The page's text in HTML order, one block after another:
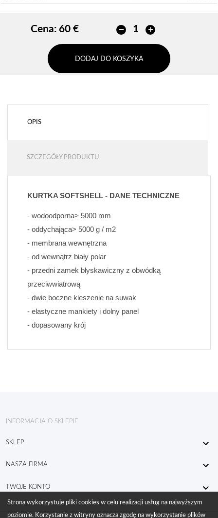
Cena: 60 €
DODAJ DO KOSZYKA
OPIS
SZCZEGÓŁY PRODUKTU
KURTKA SOFTSHELL - DANE TECHNICZNE
- wodoodporna> 5000 mm
- oddychająca> 5000 g / m2
- membrana wewnętrzna
- od wewnątrz biały polar
- przedni zamek błyskawiczny z obwódką
przeciwwiatrową
- dwie boczne kieszenie na suwak
- elastyczne mankiety i dolny panel
- dopasowany krój
INFORMACJA O SKLEPIE
SKLEP 
NASZA FIRMA 
TWOJE KONTO 
Strona wykorzystuje pliki cookies w celu realizacji usług na najwyższym
poziomie. Korzystanie z witryny oznacza zgodę na wykorzystanie plików